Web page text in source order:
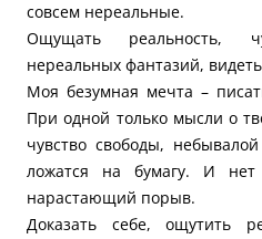
совсем нереальные.
Ощущать реальность,
нереальных фантазий,
Моя безумная мечта –
При одной только мысли о
чувство свободы,
ложатся на бумагу. И
нарастающий порыв.
Доказать себе, ощутить